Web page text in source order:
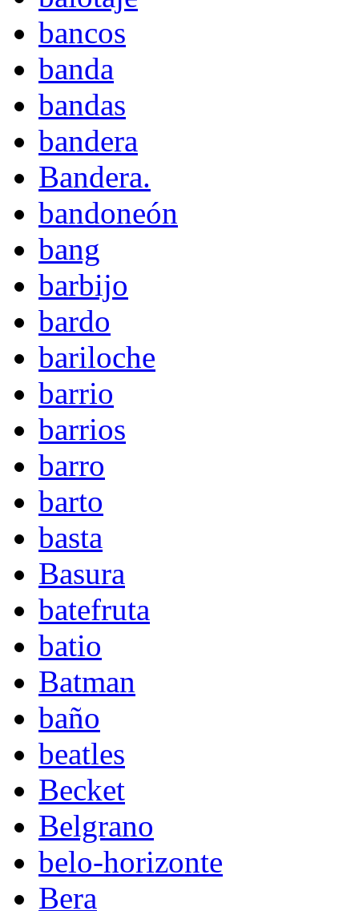
bancos
banda
bandas
bandera
Bandera.
bandoneón
bang
barbijo
bardo
bariloche
barrio
barrios
barro
barto
basta
Basura
batefruta
batio
Batman
baño
beatles
Becket
Belgrano
belo-horizonte
Bera